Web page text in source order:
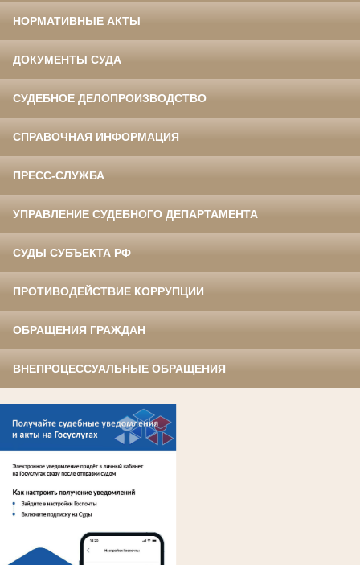
НОРМАТИВНЫЕ АКТЫ
ДОКУМЕНТЫ СУДА
СУДЕБНОЕ ДЕЛОПРОИЗВОДСТВО
СПРАВОЧНАЯ ИНФОРМАЦИЯ
ПРЕСС-СЛУЖБА
УПРАВЛЕНИЕ СУДЕБНОГО ДЕПАРТАМЕНТА
СУДЫ СУБЪЕКТА РФ
ПРОТИВОДЕЙСТВИЕ КОРРУПЦИИ
ОБРАЩЕНИЯ ГРАЖДАН
ВНЕПРОЦЕССУАЛЬНЫЕ ОБРАЩЕНИЯ